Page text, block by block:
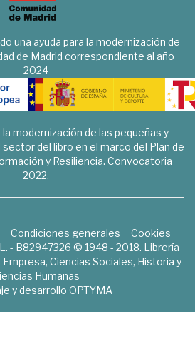
una ayuda para la modernización de
de Madrid correspondiente al año
2024
la modernización de las pequeñas y
del libro en el marco del Plan de
y Resiliencia. Convocatoria
2022.
Condiciones generales
Cookies
- B82947326 © 1948 - 2018. Librería
Ciencias Sociales, Historia y
Humanas
y desarrollo OPTYMA